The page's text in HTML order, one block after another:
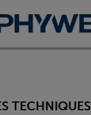
TECHNIQUES